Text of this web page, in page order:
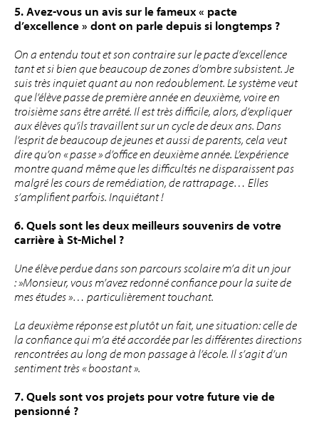
5. Avez-vous un avis sur le fameux « pacte
d’excellence » dont on parle depuis si longtemps ?
On a entendu tout et son contraire sur le pacte d’excellence
tant et si bien que beaucoup de zones d’ombre subsistent. Je
suis très inquiet quant au non redoublement. Le système veut
que l’élève passe de première année en deuxième, voire en
troisième sans être arrêté. Il est très difficile, alors, d’expliquer
aux élèves qu’ils travaillent sur un cycle de deux ans. Dans
l’esprit de beaucoup de jeunes et aussi de parents, cela veut
dire qu’on « passe » d’office en deuxième année. L’expérience
montre quand même que les difficultés ne disparaissent pas
malgré les cours de remédiation, de rattrapage… Elles
s’amplifient parfois. Inquiétant !
6. Quels sont les deux meilleurs souvenirs de votre
carrière à St-Michel ?
Une élève perdue dans son parcours scolaire m’a dit un jour
: »Monsieur, vous m’avez redonné confiance pour la suite de
mes études »… particulièrement touchant.
La deuxième réponse est plutôt un fait, une situation: celle de
la confiance qui m’a été accordée par les différentes directions
rencontrées au long de mon passage à l’école. Il s’agit d’un
sentiment très « boostant ».
7. Quels sont vos projets pour votre future vie de
pensionné ?